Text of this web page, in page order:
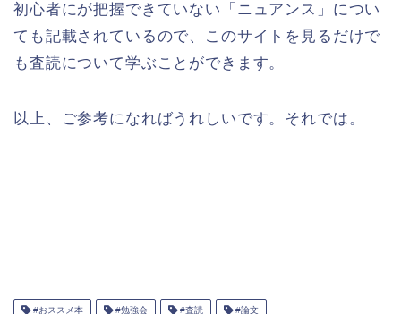
初心者にが把握できていない「ニュアンス」につい
ても記載されているので、このサイトを見るだけで
も査読について学ぶことができます。
以上、ご参考になればうれしいです。それでは。
#おススメ本 #勉強会 #査読 #論文